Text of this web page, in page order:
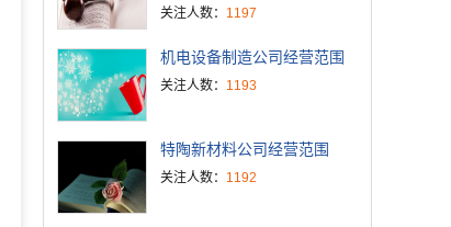
关注人数： 1197
机电设备制造公司经营范围
关注人数： 1193
特陶新材料公司经营范围
关注人数： 1192